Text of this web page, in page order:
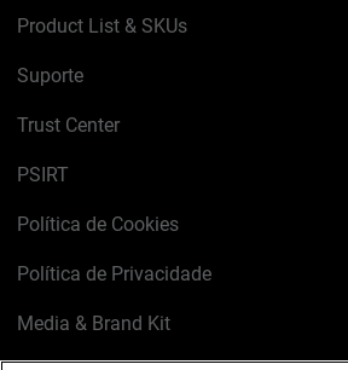
Product List & SKUs
Suporte
Trust Center
PSIRT
Política de Cookies
Política de Privacidade
Media & Brand Kit